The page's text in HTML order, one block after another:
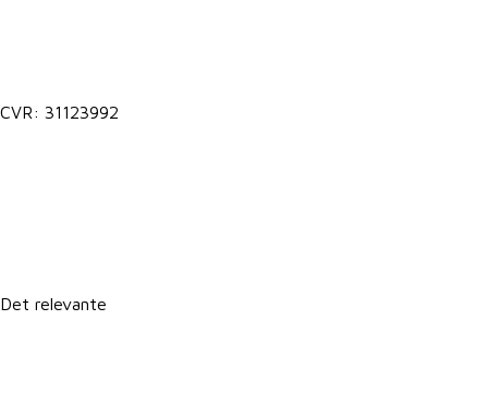
CVR: 31123992
Det relevante